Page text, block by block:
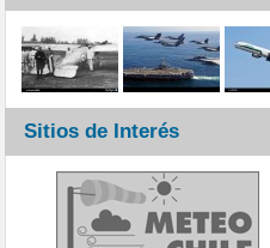
Sitios de Interés